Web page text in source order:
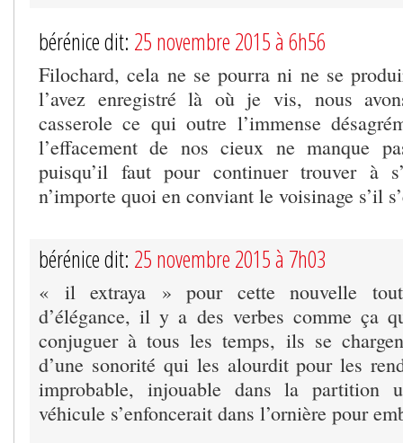
bérénice dit: 25 novembre 2015 à 6h56
Filochard, cela ne se pourra ni ne se
l’avez enregistré là où je vis, nous
casserole ce qui outre l’immense
l’effacement de nos cieux ne manque
puisqu’il faut pour continuer trouver à
n’importe quoi en conviant le voisinage s’il
bérénice dit: 25 novembre 2015 à 7h03
« il extraya » pour cette nouvelle
d’élégance, il y a des verbes comme ça
conjuguer à tous les temps, ils se
d’une sonorité qui les alourdit pour les
improbable, injouable dans la partition
véhicule s’enfoncerait dans l’ornière pour